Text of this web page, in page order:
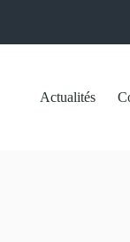
Actualités